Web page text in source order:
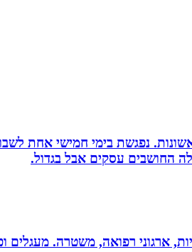
החושבים עסקים אבל בגדול.
ארגוני רפואה, משטרה.